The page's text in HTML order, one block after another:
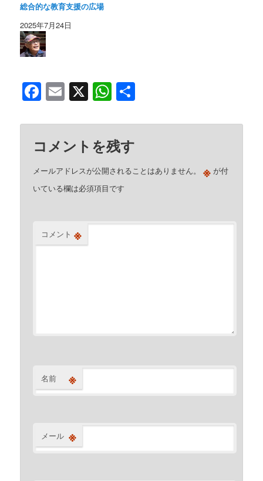
総合的な教育支援の広場
2025年7月24日
Facebook
Email
X WhatsApp
コメントを残す
メールアドレスが公開されることはありません。 ※ が付
いている欄は必須項目です
コメント ※
名前 ※
メール ※